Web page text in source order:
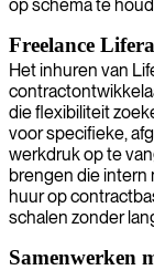
op schema te
Freelance
Het inhuren van
die flexibiliteit
voor specifieke,
werkdruk op te
brengen die intern
huur op
schalen zonder
Samenwerken